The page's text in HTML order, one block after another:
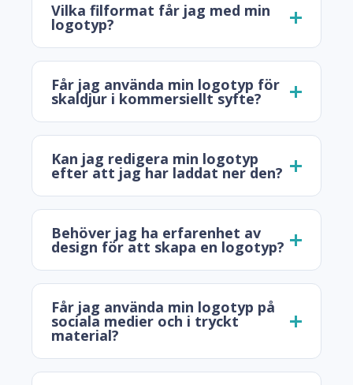
Vilka filformat får jag med min
logotyp?
Får jag använda min logotyp för
skaldjur i kommersiellt syfte?
Kan jag redigera min logotyp
efter att jag har laddat ner den?
Behöver jag ha erfarenhet av
design för att skapa en logotyp?
Får jag använda min logotyp på
sociala medier och i tryckt
material?